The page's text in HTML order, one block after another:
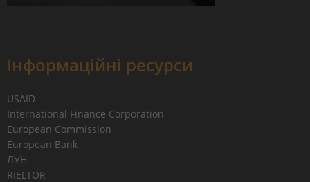
Інформаційні ресурси
USAID
International Finance Corporation
European Commission
European Bank
ЛУН
RIELTOR